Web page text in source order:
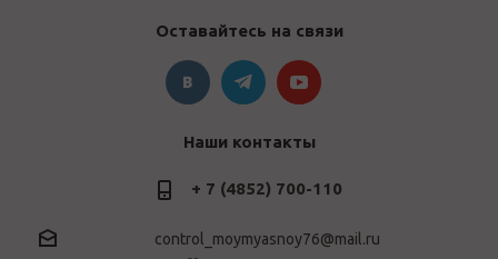
Оставайтесь на связи
Наши контакты
+ 7 (4852) 700-110
control_moymyasnoy76@mail.ru